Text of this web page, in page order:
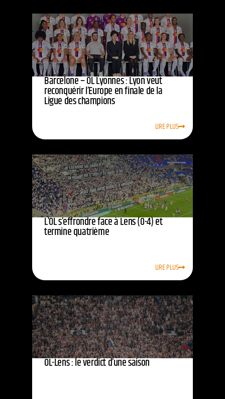
Barcelone – OL Lyonnes : Lyon veut
reconquérir l’Europe en finale de la
Ligue des champions
LIRE PLUS
L’OL s’effrondre face à Lens (0-4) et
termine quatrième
LIRE PLUS
OL-Lens : le verdict d’une saison